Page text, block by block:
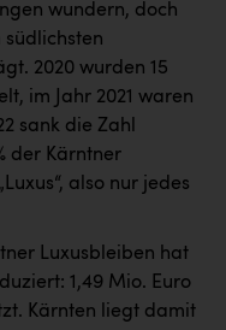
wundern, doch
2020 wurden 15
im Jahr 2021 waren
sank die Zahl
der Kärntner
also nur jedes
Luxusbleiben hat
1,49 Mio. Euro
Kärnten liegt damit